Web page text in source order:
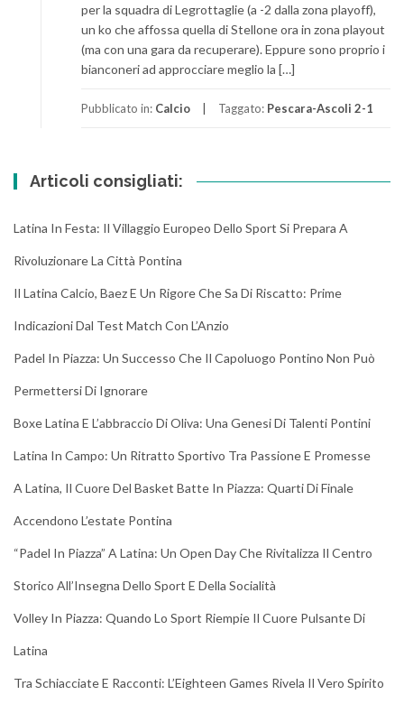
per la squadra di Legrottaglie (a -2 dalla zona playoff),
un ko che affossa quella di Stellone ora in zona playout
(ma con una gara da recuperare). Eppure sono proprio i
bianconeri ad approcciare meglio la […]
Pubblicato in: Calcio Taggato: Pescara-Ascoli 2-1
Articoli consigliati:
Latina In Festa: Il Villaggio Europeo Dello Sport Si Prepara A
Rivoluzionare La Città Pontina
Il Latina Calcio, Baez E Un Rigore Che Sa Di Riscatto: Prime
Indicazioni Dal Test Match Con L’Anzio
Padel In Piazza: Un Successo Che Il Capoluogo Pontino Non Può
Permettersi Di Ignorare
Boxe Latina E L’abbraccio Di Oliva: Una Genesi Di Talenti Pontini
Latina In Campo: Un Ritratto Sportivo Tra Passione E Promesse
A Latina, Il Cuore Del Basket Batte In Piazza: Quarti Di Finale
Accendono L’estate Pontina
“Padel In Piazza” A Latina: Un Open Day Che Rivitalizza Il Centro
Storico All’Insegna Dello Sport E Della Socialità
Volley In Piazza: Quando Lo Sport Riempie Il Cuore Pulsante Di
Latina
Tra Schiacciate E Racconti: L’Eighteen Games Rivela Il Vero Spirito